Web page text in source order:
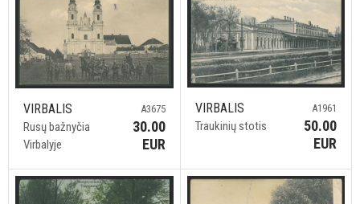
VIRBALIS
Rusų bažnyčia
Virbalyje
A3675
30.00
EUR
VIRBALIS
Traukinių stotis
A1961
50.00
EUR